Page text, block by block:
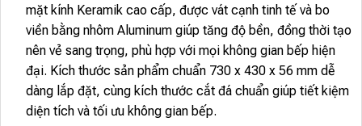
mặt kính Keramik cao cấp, được vát cạnh tinh tế và bo
viền bằng nhôm Aluminum giúp tăng độ bền, đồng thời tạo
nên vẻ sang trọng, phù hợp với mọi không gian bếp hiện
đại. Kích thước sản phẩm chuẩn 730 x 430 x 56 mm dễ
dàng lắp đặt, cùng kích thước cắt đá chuẩn giúp tiết kiệm
diện tích và tối ưu không gian bếp.